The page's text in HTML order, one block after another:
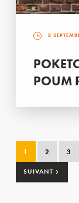
2
POUM
1 2 3
SUIVANT ›